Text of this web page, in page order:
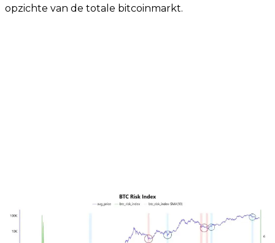
opzichte van de totale bitcoinmarkt.